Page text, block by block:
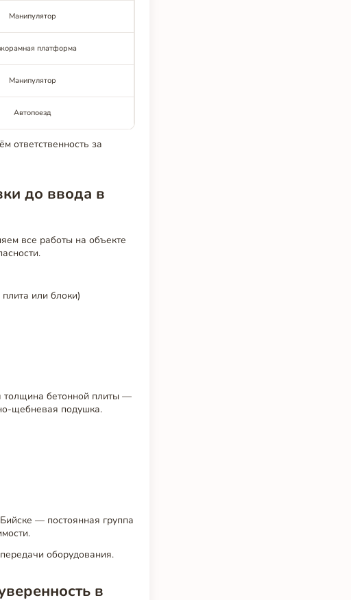
Манипулятор
платформа
Манипулятор
Автопоезд
ответственность за
до ввода в
все работы на объекте
или блоки)
толщина бетонной плиты —
щебневая подушка.
— постоянная группа
оборудования.
в